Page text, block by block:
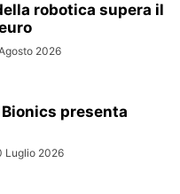
robotica supera il
2026
presenta
Luglio 2026